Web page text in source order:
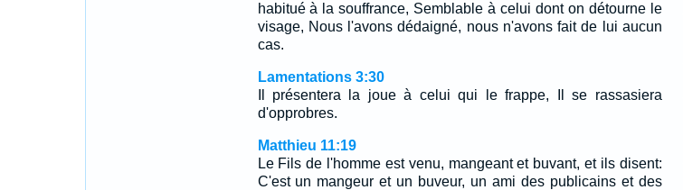
habitué à la souffrance, Semblable à celui dont on détourne le
visage, Nous l'avons dédaigné, nous n'avons fait de lui aucun
cas.
Lamentations 3:30
Il présentera la joue à celui qui le frappe, Il se rassasiera
d'opprobres.
Matthieu 11:19
Le Fils de l'homme est venu, mangeant et buvant, et ils disent:
C'est un mangeur et un buveur, un ami des publicains et des